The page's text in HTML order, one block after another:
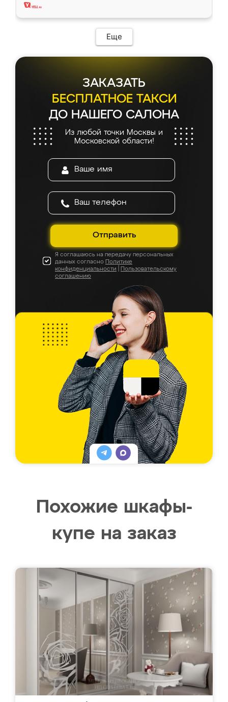
Еще
ЗАКАЗАТЬ
БЕСПЛАТНОЕ ТАКСИ
ДО НАШЕГО САЛОНА
Из любой точки Москвы и
Московской области!
Отправить
Я соглашаюсь на передачу персональных
данных согласно Политике
конфиденциальности
Пользовательскому
соглашению
Похожие шкафы-
купе на заказ